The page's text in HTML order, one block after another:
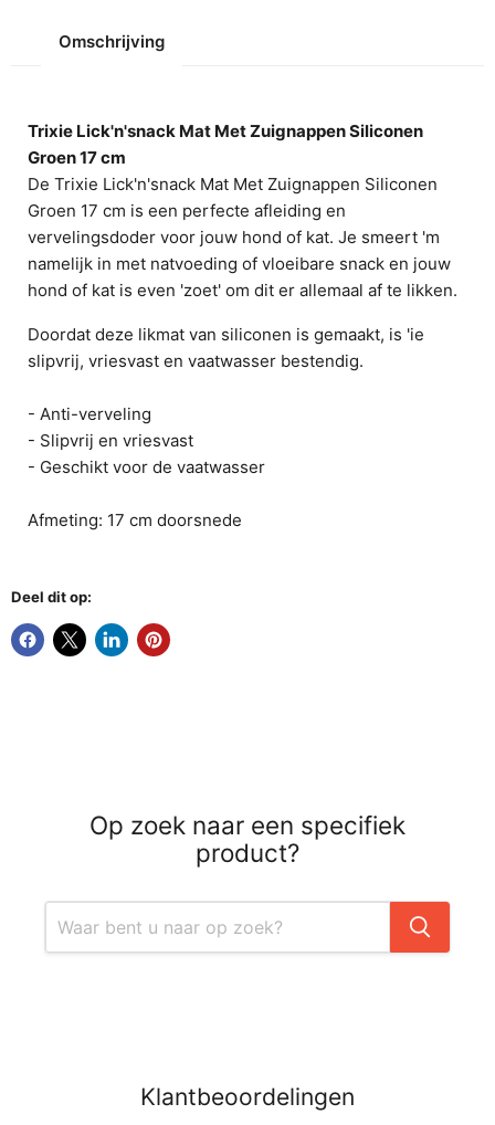
Omschrijving
Trixie Lick'n'snack Mat Met Zuignappen Siliconen
Groen 17 cm
De Trixie Lick'n'snack Mat Met Zuignappen Siliconen
Groen 17 cm is een perfecte afleiding en
vervelingsdoder voor jouw hond of kat. Je smeert 'm
namelijk in met natvoeding of vloeibare snack en jouw
hond of kat is even 'zoet' om dit er allemaal af te likken.
Doordat deze likmat van siliconen is gemaakt, is 'ie
slipvrij, vriesvast en vaatwasser bestendig.
- Anti-verveling
- Slipvrij en vriesvast
- Geschikt voor de vaatwasser
Afmeting: 17 cm doorsnede
Deel dit op:
Op zoek naar een specifiek
product?
Klantbeoordelingen